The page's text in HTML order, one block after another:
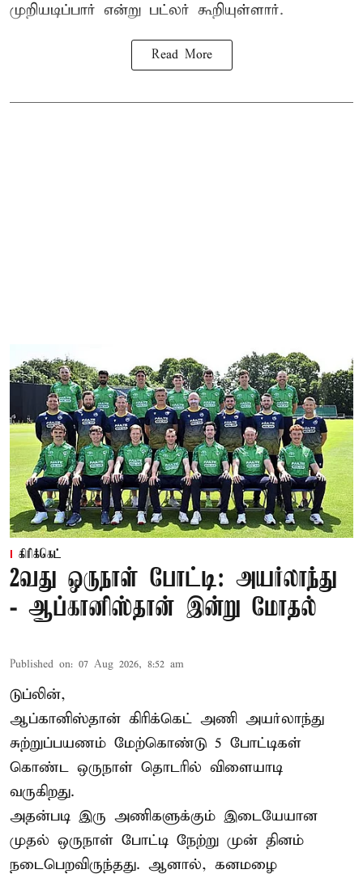
முறியடிப்பார் என்று பட்லர் கூறியுள்ளார்.
Read More
கிரிக்கெட்
2வது ஒருநாள் போட்டி: அயர்லாந்து
- ஆப்கானிஸ்தான் இன்று மோதல்
Published on: 07 Aug 2026, 8:52 am
டுப்லின்,
ஆப்கானிஸ்தான் கிரிக்கெட் அணி அயர்லாந்து
சுற்றுப்பயணம் மேற்கொண்டு 5 போட்டிகள்
கொண்ட ஒருநாள் தொடரில் விளையாடி
வருகிறது.
அதன்படி இரு அணிகளுக்கும் இடையேயான
முதல் ஒருநாள் போட்டி நேற்று முன் தினம்
நடைபெறவிருந்தது. ஆனால், கனமழை